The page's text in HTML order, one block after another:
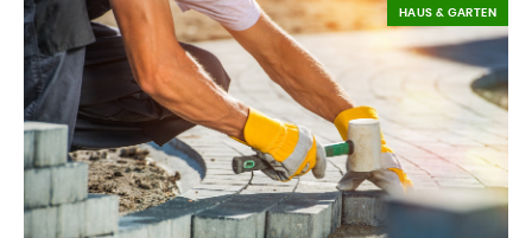
HAUS & GARTEN